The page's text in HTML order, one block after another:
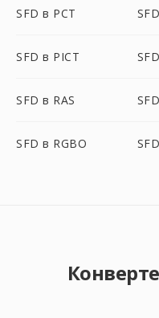
SFD в PCT
SFD в PICT
SFD в RAS
SFD в RGBO